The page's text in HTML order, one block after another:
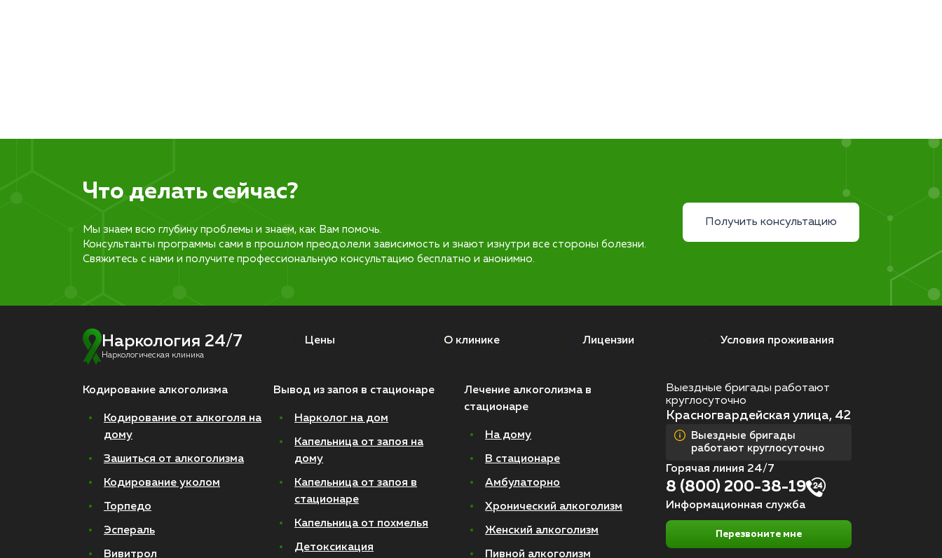
Что делать сейчас?
Мы знаем всю глубину проблемы и знаем, как Вам помочь.
Консультанты программы сами в прошлом преодолели зависимость и знают изнутри все стороны болезни.
Свяжитесь с нами и получите профессиональную консультацию бесплатно и анонимно.
Получить консультацию
Наркология 24/7
Наркологическая клиника
Цены О клинике Лицензии Условия проживания
Кодирование алкоголизма
Кодирование от алкоголя на
дому
Зашиться от алкоголизма
Кодирование уколом
Торпедо
Эспераль
Вивитрол
Вывод из запоя в стационаре
Нарколог на дом
Капельница от запоя на
дому
Капельница от запоя в
стационаре
Капельница от похмелья
Детоксикация
Лечение алкоголизма в
стационаре
На дому
В стационаре
Амбулаторно
Хронический алкоголизм
Женский алкоголизм
Пивной алкоголизм
Выездные бригады работают
круглосуточно
Красногвардейская улица, 42
Выездные бригады
работают круглосуточно
Горячая линия 24/7
8 (800) 200-38-19
Информационная служба
Перезвоните мне